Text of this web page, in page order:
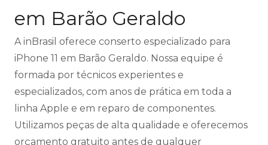
em Barão Geraldo
A inBrasil oferece conserto especializado para
iPhone 11 em Barão Geraldo. Nossa equipe é
formada por técnicos experientes e
especializados, com anos de prática em toda a
linha Apple e em reparo de componentes.
Utilizamos peças de alta qualidade e oferecemos
orçamento gratuito antes de qualquer